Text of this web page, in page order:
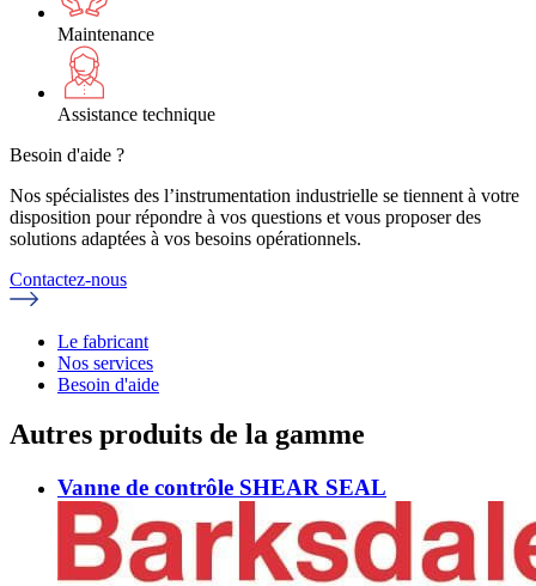
Maintenance
Assistance technique
Besoin d'aide ?
Nos spécialistes des l’instrumentation industrielle se tiennent à votre
disposition pour répondre à vos questions et vous proposer des
solutions adaptées à vos besoins opérationnels.
Contactez-nous
Le fabricant
Nos services
Besoin d'aide
Autres produits de la gamme
Vanne de contrôle SHEAR SEAL